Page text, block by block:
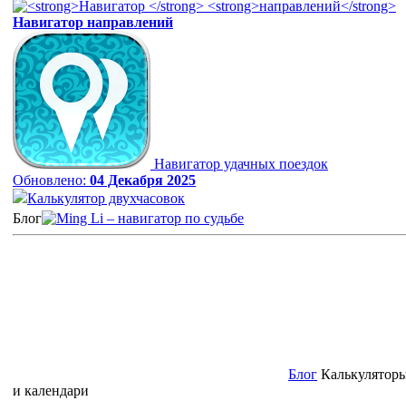
Навигатор направлений
Навигатор удачных поездок
Обновлено: 04 Декабря 2025
Калькулятор двухчасовок
Блог
Блог
и календари